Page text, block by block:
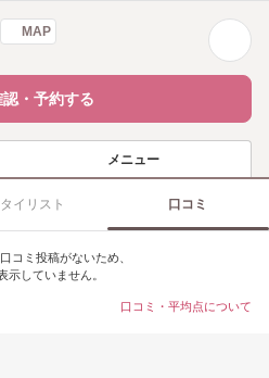
MAP
認・予約する
メニュー
イリスト 口コミ
コミ投稿がないため、
示していません。
口コミ・平均点について